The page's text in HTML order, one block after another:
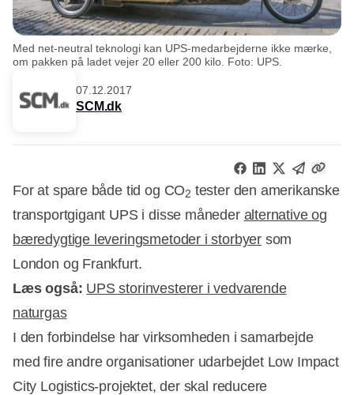
Med net-neutral teknologi kan UPS-medarbejderne ikke mærke,
om pakken på ladet vejer 20 eller 200 kilo. Foto: UPS.
07.12.2017
SCM.dk
For at spare både tid og CO2 tester den amerikanske
transportgigant UPS i disse måneder alternative og
bæredygtige leveringsmetoder i storbyersom
London og Frankfurt.
Læs også: UPS storinvesterer i vedvarende
naturgas
I den forbindelse har virksomheden i samarbejde
med fire andre organisationer udarbejdet Low Impact
City Logistics-projektet, der skal reducere